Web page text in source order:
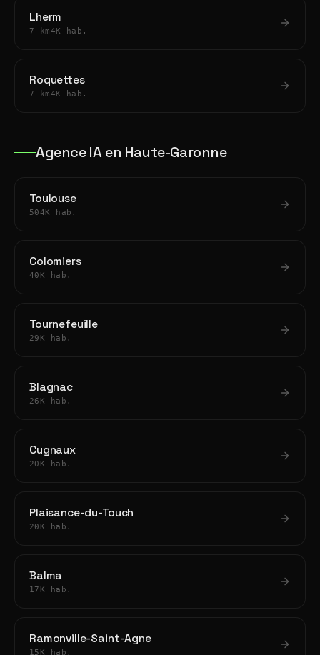
Lherm
7 km4K hab.
Roquettes
7 km4K hab.
Agence IA en Haute-Garonne
Toulouse
504K hab.
Colomiers
40K hab.
Tournefeuille
29K hab.
Blagnac
26K hab.
Cugnaux
20K hab.
Plaisance-du-Touch
20K hab.
Balma
17K hab.
Ramonville-Saint-Agne
15K hab.